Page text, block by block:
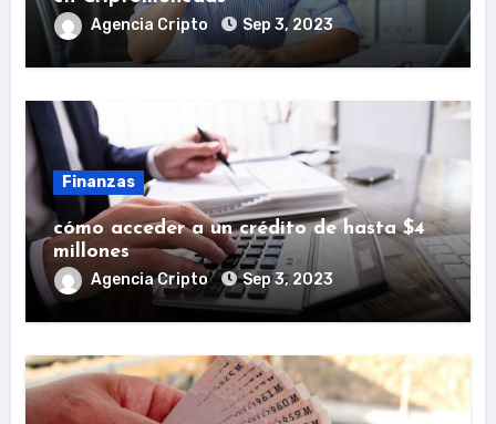
Agencia Cripto Sep 3, 2023
Finanzas
cómo acceder a un crédito de hasta $4
millones
Agencia Cripto Sep 3, 2023